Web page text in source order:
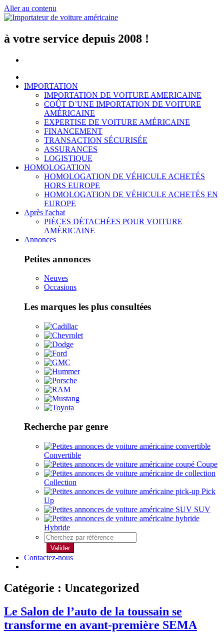
Aller au contenu
à votre service depuis 2008 !
IMPORTATION
IMPORTATION DE VOITURE AMERICAINE
COÛT D’UNE IMPORTATION DE VOITURE
AMÉRICAINE
EXPERTISE DE VOITURE AMÉRICAINE
FINANCEMENT
TRANSACTION SÉCURISÉE
ASSURANCES
LOGISTIQUE
HOMOLOGATION
HOMOLOGATION DE VÉHICULE ACHETÉS
HORS EUROPE
HOMOLOGATION DE VÉHICULE ACHETÉS EN
EUROPE
Après l'achat
PIÈCES DÉTACHÉES POUR VOITURE
AMÉRICAINE
Annonces
Petites annonces
Neuves
Occasions
Les marques les plus consultées
Recherche par genre
Convertible
Coupe
Collection
Pick
Up
SUV
Hybride
Valider
Contactez-nous
Catégorie : Uncategorized
Le Salon de l’auto de la toussain se
transforme en avant-première SEMA